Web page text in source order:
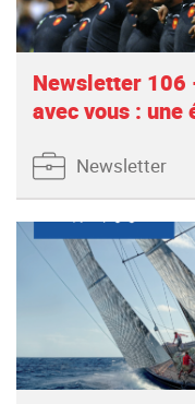
Newsletter 106
avec vous : une
Newsletter